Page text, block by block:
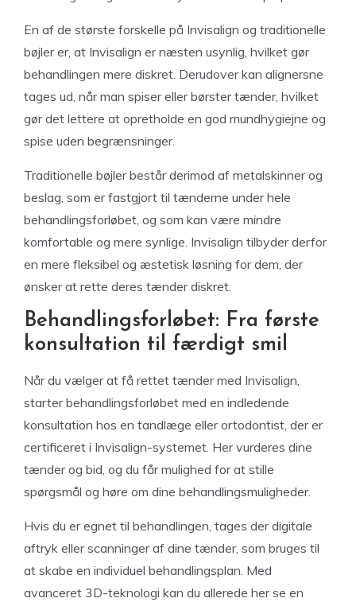
En af de største forskelle på Invisalign og traditionelle
bøjler er, at Invisalign er næsten usynlig, hvilket gør
behandlingen mere diskret. Derudover kan alignersne
tages ud, når man spiser eller børster tænder, hvilket
gør det lettere at opretholde en god mundhygiejne og
spise uden begrænsninger.
Traditionelle bøjler består derimod af metalskinner og
beslag, som er fastgjort til tænderne under hele
behandlingsforløbet, og som kan være mindre
komfortable og mere synlige. Invisalign tilbyder derfor
en mere fleksibel og æstetisk løsning for dem, der
ønsker at rette deres tænder diskret.
Behandlingsforløbet: Fra første
konsultation til færdigt smil
Når du vælger at få rettet tænder med Invisalign,
starter behandlingsforløbet med en indledende
konsultation hos en tandlæge eller ortodontist, der er
certificeret i Invisalign-systemet. Her vurderes dine
tænder og bid, og du får mulighed for at stille
spørgsmål og høre om dine behandlingsmuligheder.
Hvis du er egnet til behandlingen, tages der digitale
aftryk eller scanninger af dine tænder, som bruges til
at skabe en individuel behandlingsplan. Med
avanceret 3D-teknologi kan du allerede her se en